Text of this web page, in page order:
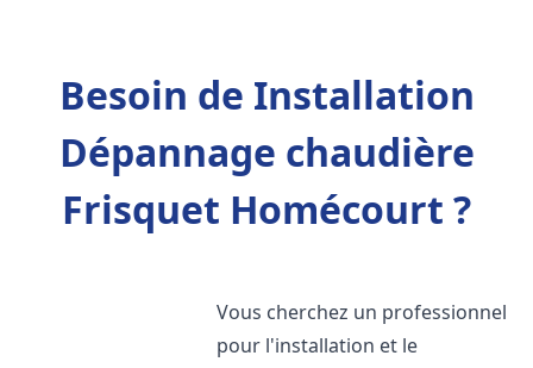
Besoin de Installation
Dépannage chaudière
Frisquet Homécourt ?
Vous cherchez un professionnel
pour l'installation et le